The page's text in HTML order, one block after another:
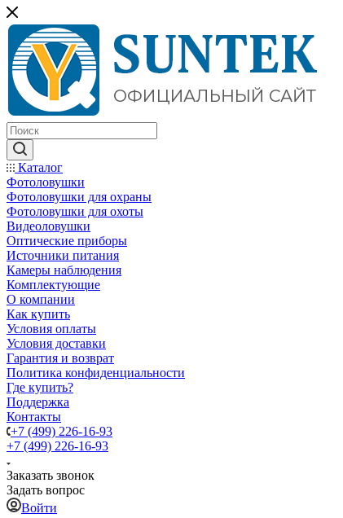
Каталог
Фотоловушки
Фотоловушки для охраны
Фотоловушки для охоты
Видеоловушки
Оптические приборы
Источники питания
Камеры наблюдения
Комплектующие
О компании
Как купить
Условия оплаты
Условия доставки
Гарантия и возврат
Политика конфиденциальности
Где купить?
Поддержка
Контакты
+7 (499) 226-16-93
+7 (499) 226-16-93
Заказать звонок
Задать вопрос
Войти